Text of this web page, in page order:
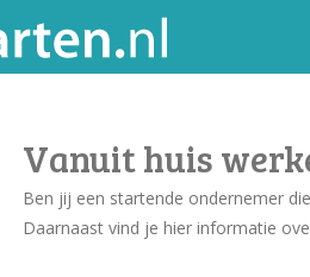
Vanuit huis
Ben jij een startende ondernemer
Daarnaast vind je hier informatie